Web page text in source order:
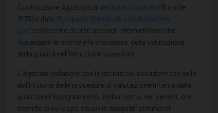
Costituzione Apostolica Veritatis Gaudium (15 aprile
1979) e dalle European Standards and Guidelines
(pdf) così come da altri accordi internazionali che
riguardano le norme e le procedure della valutazione
della qualità nell’istruzione superiore.
L’Agenzia collabora con le istituzioni accademiche nella
definizione delle procedure di valutazione interna della
qualità nell’insegnamento, nella ricerca, nei servizi, ecc.,
tramite lo sviluppo e l’uso di adeguati strumenti